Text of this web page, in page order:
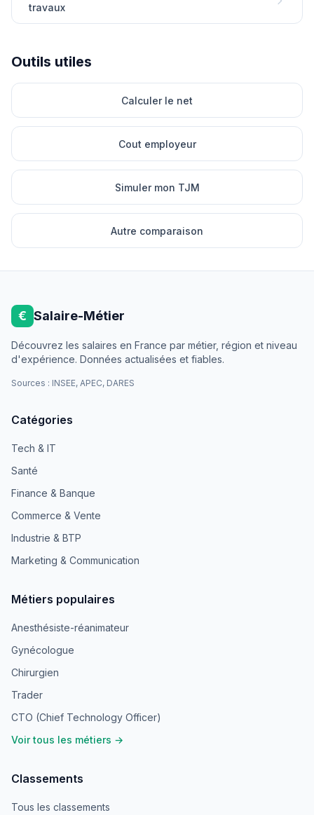
travaux
Outils utiles
Calculer le net
Cout employeur
Simuler mon TJM
Autre comparaison
€ Salaire-Métier
Découvrez les salaires en France par métier, région et niveau
d'expérience. Données actualisées et fiables.
Sources : INSEE, APEC, DARES
Catégories
Tech & IT
Santé
Finance & Banque
Commerce & Vente
Industrie & BTP
Marketing & Communication
Métiers populaires
Anesthésiste-réanimateur
Gynécologue
Chirurgien
Trader
CTO (Chief Technology Officer)
Voir tous les métiers →
Classements
Tous les classements